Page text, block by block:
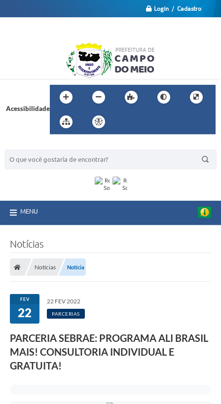
Login / Cadastro
Acessibilidade
MENU
Notícias
Notícias Notícia
FEV
22
22 FEV 2022
PARCERIAS
PARCERIA SEBRAE: PROGRAMA ALI BRASIL
MAIS! CONSULTORIA INDIVIDUAL E
GRATUITA!